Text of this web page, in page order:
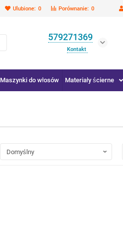
Porównanie: 0
Ulubione: 0
579271369
Kontakt
Maszynki do włosów Materiały ścierne